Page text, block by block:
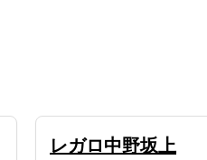
レガロ中野坂上